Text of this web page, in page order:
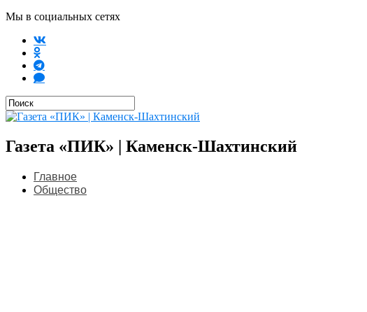
Мы в социальных сетях
Газета «ПИК» | Каменск-Шахтинский
Главное
Общество